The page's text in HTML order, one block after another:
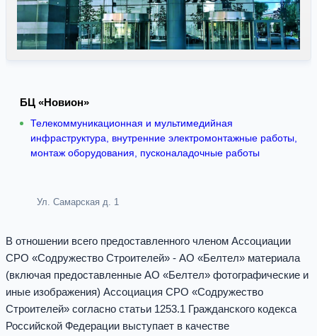
БЦ «Новион»
Телекоммуникационная и мультимедийная
инфраструктура, внутренние электромонтажные работы,
монтаж оборудования, пусконаладочные работы
Ул. Самарская д. 1
В отношении всего предоставленного членом Ассоциации
СРО «Содружество Строителей» - АО «Белтел» материала
(включая предоставленные АО «Белтел» фотографические и
иные изображения) Ассоциация СРО «Содружество
Строителей» согласно статьи 1253.1 Гражданского кодекса
Российской Федерации выступает в качестве